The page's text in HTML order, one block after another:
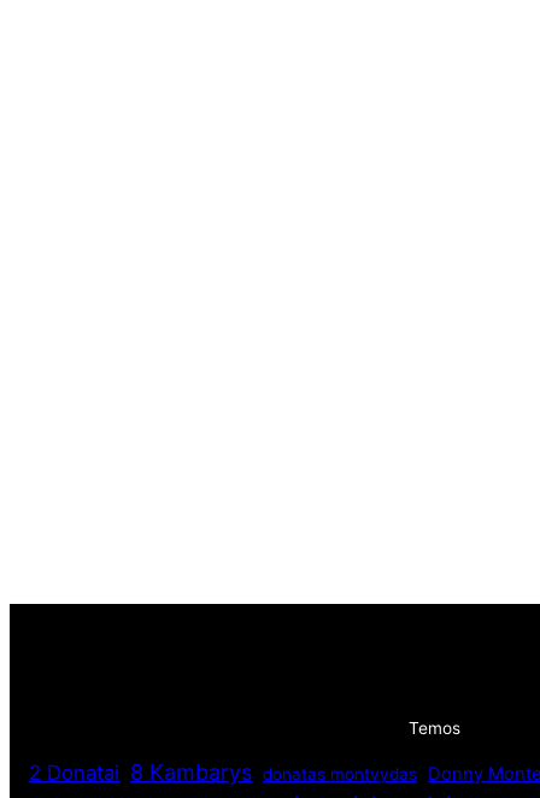
Temos
2 Donatai 8 Kambarys donatas montvydas Donny